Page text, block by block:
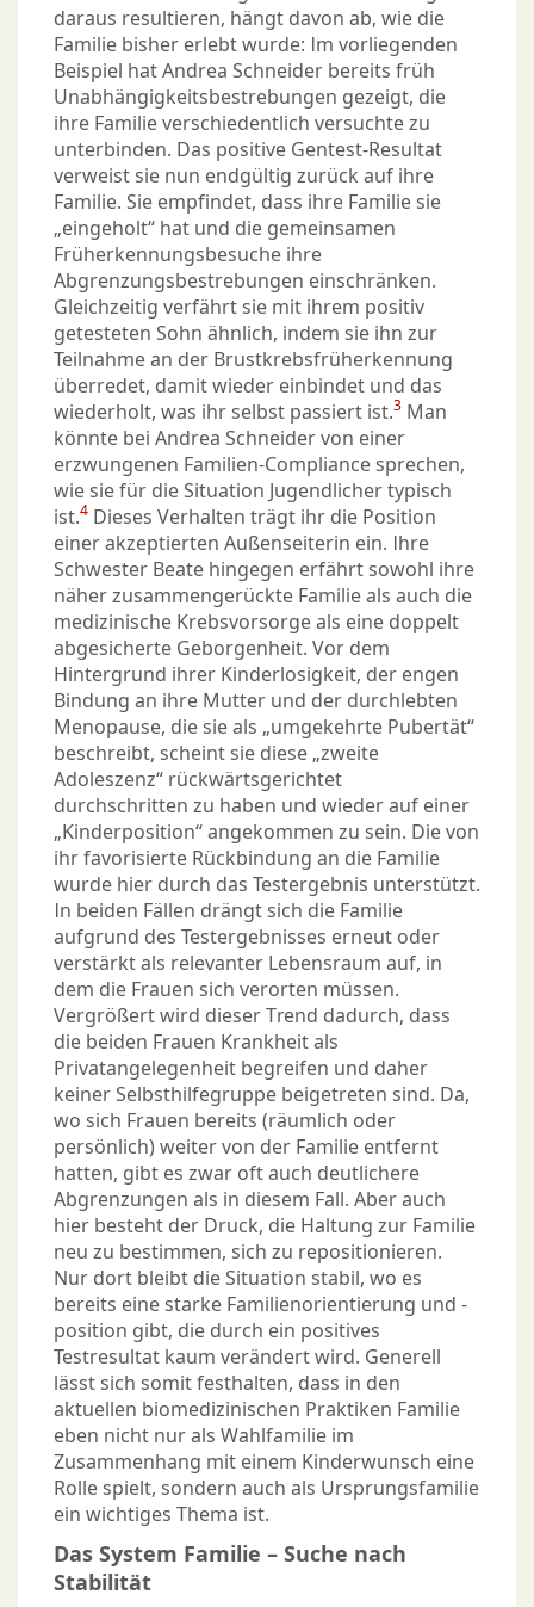
daraus resultieren, hängt davon ab, wie die
Familie bisher erlebt wurde: Im vorliegenden
Beispiel hat Andrea Schneider bereits früh
Unabhängigkeitsbestrebungen gezeigt, die
ihre Familie verschiedentlich versuchte zu
unterbinden. Das positive Gentest-Resultat
verweist sie nun endgültig zurück auf ihre
Familie. Sie empfindet, dass ihre Familie sie
„eingeholt“ hat und die gemeinsamen
Früherkennungsbesuche ihre
Abgrenzungsbestrebungen einschränken.
Gleichzeitig verfährt sie mit ihrem positiv
getesteten Sohn ähnlich, indem sie ihn zur
Teilnahme an der Brustkrebsfrüherkennung
überredet, damit wieder einbindet und das
wiederholt, was ihr selbst passiert ist.3 Man
könnte bei Andrea Schneider von einer
erzwungenen Familien-Compliance sprechen,
wie sie für die Situation Jugendlicher typisch
ist.4 Dieses Verhalten trägt ihr die Position
einer akzeptierten Außenseiterin ein. Ihre
Schwester Beate hingegen erfährt sowohl ihre
näher zusammengerückte Familie als auch die
medizinische Krebsvorsorge als eine doppelt
abgesicherte Geborgenheit. Vor dem
Hintergrund ihrer Kinderlosigkeit, der engen
Bindung an ihre Mutter und der durchlebten
Menopause, die sie als „umgekehrte Pubertät“
beschreibt, scheint sie diese „zweite
Adoleszenz“ rückwärtsgerichtet
durchschritten zu haben und wieder auf einer
„Kinderposition“ angekommen zu sein. Die von
ihr favorisierte Rückbindung an die Familie
wurde hier durch das Testergebnis unterstützt.
In beiden Fällen drängt sich die Familie
aufgrund des Testergebnisses erneut oder
verstärkt als relevanter Lebensraum auf, in
dem die Frauen sich verorten müssen.
Vergrößert wird dieser Trend dadurch, dass
die beiden Frauen Krankheit als
Privatangelegenheit begreifen und daher
keiner Selbsthilfegruppe beigetreten sind. Da,
wo sich Frauen bereits (räumlich oder
persönlich) weiter von der Familie entfernt
hatten, gibt es zwar oft auch deutlichere
Abgrenzungen als in diesem Fall. Aber auch
hier besteht der Druck, die Haltung zur Familie
neu zu bestimmen, sich zu repositionieren.
Nur dort bleibt die Situation stabil, wo es
bereits eine starke Familienorientierung und -
position gibt, die durch ein positives
Testresultat kaum verändert wird. Generell
lässt sich somit festhalten, dass in den
aktuellen biomedizinischen Praktiken Familie
eben nicht nur als Wahlfamilie im
Zusammenhang mit einem Kinderwunsch eine
Rolle spielt, sondern auch als Ursprungsfamilie
ein wichtiges Thema ist.
Das System Familie – Suche nach
Stabilität